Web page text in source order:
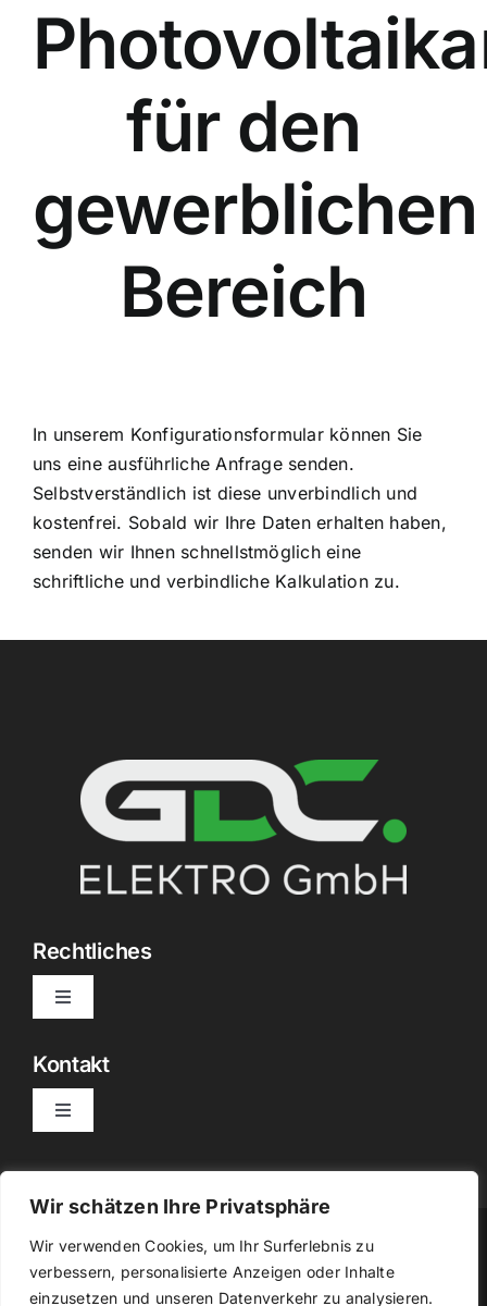
Wir schätzen Ihre Privatsphäre
Wir verwenden Cookies, um Ihr Surferlebnis zu
verbessern, personalisierte Anzeigen oder Inhalte
einzusetzen und unseren Datenverkehr zu analysieren.
für den
gewerblichen
Bereich
In unserem Konfigurationsformular können Sie
uns eine ausführliche Anfrage senden.
Selbstverständlich ist diese unverbindlich und
kostenfrei. Sobald wir Ihre Daten erhalten haben,
senden wir Ihnen schnellstmöglich eine
schriftliche und verbindliche Kalkulation zu.
Rechtliches
Toggle
Datenschutzerklärung
Kontakt
Toggle
info@gdc-elektro.de
Freisinger Straße 30, 84048 Mainburg
Copyright © 2024. All Rights Reserved. Powered